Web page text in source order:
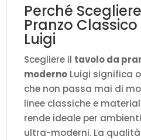
Perché
Pranzo
Luigi
Scegliere il tavolo da
moderno Luigi significa
che non passa mai di
linee classiche e
rende ideale per
ultra-moderni. La